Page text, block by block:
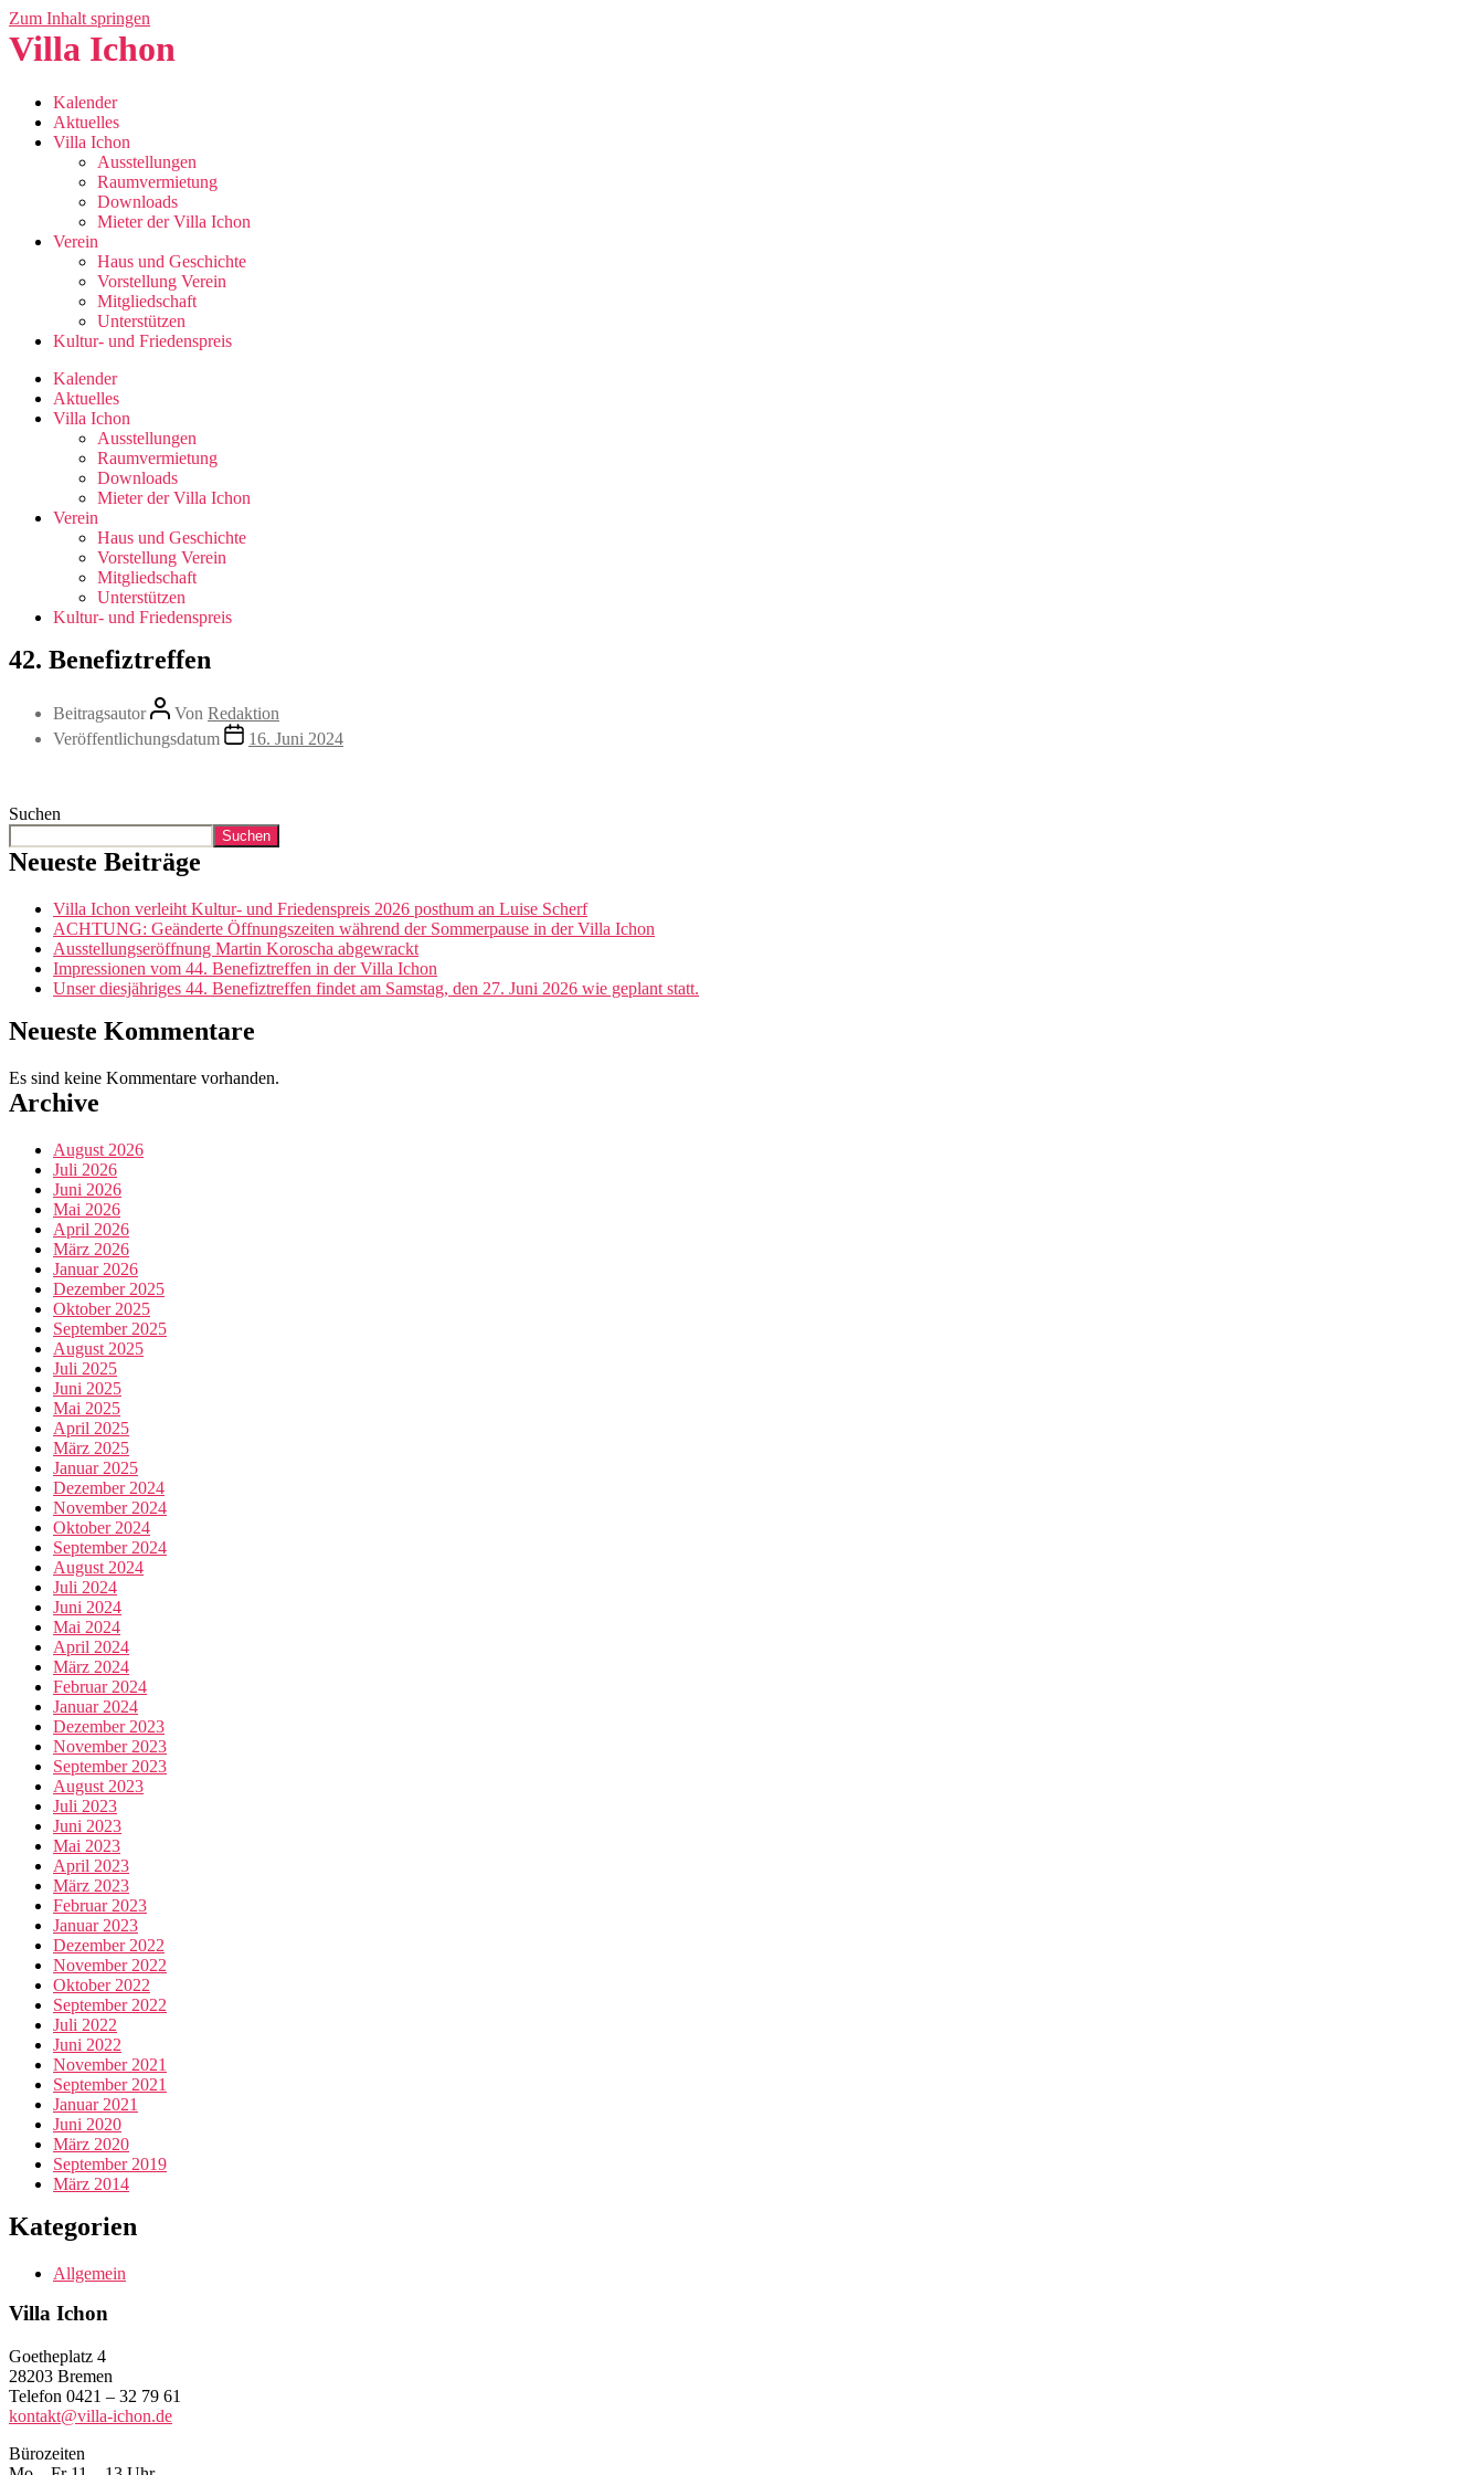
Zum Inhalt springen
Villa Ichon
Kalender
Aktuelles
Villa Ichon
Ausstellungen
Raumvermietung
Downloads
Mieter der Villa Ichon
Verein
Haus und Geschichte
Vorstellung Verein
Mitgliedschaft
Unterstützen
Kultur- und Friedenspreis
Kalender
Aktuelles
Villa Ichon
Ausstellungen
Raumvermietung
Downloads
Mieter der Villa Ichon
Verein
Haus und Geschichte
Vorstellung Verein
Mitgliedschaft
Unterstützen
Kultur- und Friedenspreis
42. Benefiztreffen
Beitragsautor Von Redaktion
Veröffentlichungsdatum
16. Juni 2024
Suchen
Suchen
Neueste Beiträge
Villa Ichon verleiht Kultur- und Friedenspreis 2026 posthum an Luise Scherf
ACHTUNG: Geänderte Öffnungszeiten während der Sommerpause in der Villa Ichon
Ausstellungseröffnung Martin Koroscha abgewrackt
Impressionen vom 44. Benefiztreffen in der Villa Ichon
Unser diesjähriges 44. Benefiztreffen findet am Samstag, den 27. Juni 2026 wie geplant statt.
Neueste Kommentare
Es sind keine Kommentare vorhanden.
Archive
August 2026
Juli 2026
Juni 2026
Mai 2026
April 2026
März 2026
Januar 2026
Dezember 2025
Oktober 2025
September 2025
August 2025
Juli 2025
Juni 2025
Mai 2025
April 2025
März 2025
Januar 2025
Dezember 2024
November 2024
Oktober 2024
September 2024
August 2024
Juli 2024
Juni 2024
Mai 2024
April 2024
März 2024
Februar 2024
Januar 2024
Dezember 2023
November 2023
September 2023
August 2023
Juli 2023
Juni 2023
Mai 2023
April 2023
März 2023
Februar 2023
Januar 2023
Dezember 2022
November 2022
Oktober 2022
September 2022
Juli 2022
Juni 2022
November 2021
September 2021
Januar 2021
Juni 2020
März 2020
September 2019
März 2014
Kategorien
Allgemein
Villa Ichon
Goetheplatz 4
28203 Bremen
Telefon 0421 – 32 79 61
kontakt@villa-ichon.de
Bürozeiten